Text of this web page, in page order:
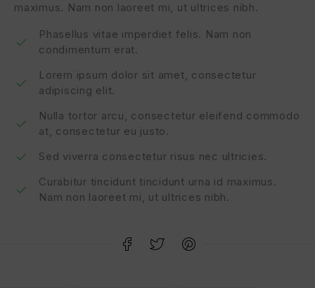
maximus. Nam non laoreet mi, ut ultrices nibh.
Phasellus vitae imperdiet felis. Nam non
condimentum erat.
Lorem ipsum dolor sit amet, consectetur
adipiscing elit.
Nulla tortor arcu, consectetur eleifend commodo
at, consectetur eu justo.
Sed viverra consectetur risus nec ultricies.
Curabitur tincidunt tincidunt urna id maximus.
Nam non laoreet mi, ut ultrices nibh.